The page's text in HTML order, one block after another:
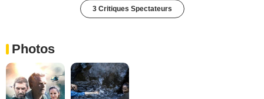
3 Critiques Spectateurs
Photos